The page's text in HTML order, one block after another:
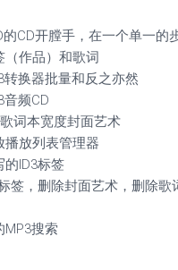
的CD开膛手，在一个单一的
（作品）和歌词
转换器批量和反之亦然
音频CD
词本宽度封面艺术
播放列表管理器
的ID3标签
签，删除封面艺术，删除歌
MP3搜索